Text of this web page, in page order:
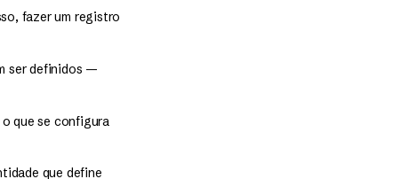
fazer um registro
ser definidos —
que se configura
que define